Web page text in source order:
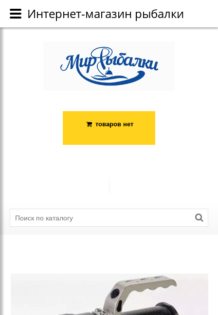
товаров нет
Каталог
Интернет-магазин рыбалки
Интернет-магазин рыбалки